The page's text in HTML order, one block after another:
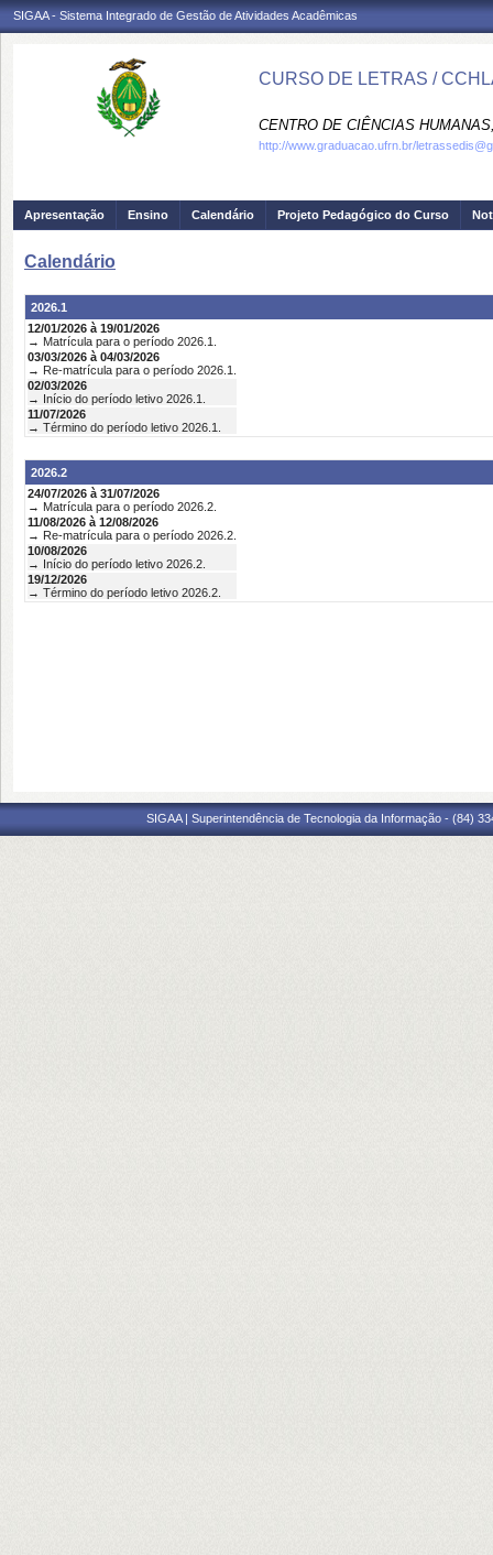
SIGAA - Sistema Integrado de Gestão de Atividades Acadêmicas
CURSO DE LETRAS /
CENTRO DE CIÊNCIAS
http://www.graduacao.ufrn.br/
Apresentação Ensino Calendário Projeto Pedagógico do Curso
Calendário
2026.1
12/01/2026 à 19/01/2026
→ Matrícula para o período 2026.1.
03/03/2026 à 04/03/2026
→ Re-matrícula para o período 2026.1.
02/03/2026
→ Início do período letivo 2026.1.
11/07/2026
→ Término do período letivo 2026.1.
2026.2
24/07/2026 à 31/07/2026
→ Matrícula para o período 2026.2.
11/08/2026 à 12/08/2026
→ Re-matrícula para o período 2026.2.
10/08/2026
→ Início do período letivo 2026.2.
19/12/2026
→ Término do período letivo 2026.2.
SIGAA | Superintendência de Tecnologia da Informação - (84)